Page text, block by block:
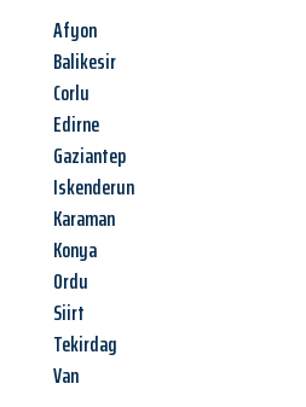
Afyon
Balikesir
Corlu
Edirne
Gaziantep
Iskenderun
Karaman
Konya
Ordu
Siirt
Tekirdag
Van